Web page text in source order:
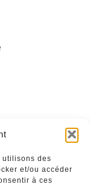
utilisons des
et/ou accéder
à ces